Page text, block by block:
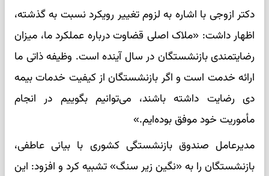
دکتر ازوجی با اشاره به لزوم تغییر رویکرد نسبت به گذشته،
اظهار داشت: «ملاک اصلی قضاوت درباره عملکرد ما، میزان
رضایتمندی بازنشستگان در سال آینده است. وظیفه ذاتی ما
ارائه خدمت است و اگر بازنشستگان از کیفیت خدمات بیمه
دی رضایت داشته باشند، می‌توانیم بگوییم در انجام
مأموریت خود موفق بوده‌ایم.»
مدیرعامل صندوق بازنشستگی کشوری با بیانی عاطفی،
بازنشستگان را به «نگین زیر سنگ» تشبیه کرد و افزود: این